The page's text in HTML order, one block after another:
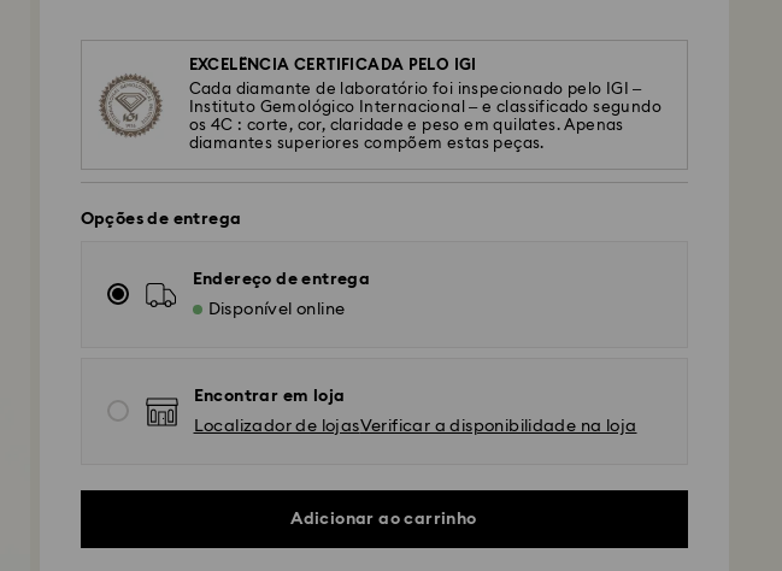
EXCELÊNCIA CERTIFICADA PELO IGI
Cada diamante de laboratório foi inspecionado pelo IGI –
Instituto Gemológico Internacional – e classificado segundo
os 4C : corte, cor, claridade e peso em quilates. Apenas
diamantes superiores compõem estas peças.
Opções de entrega
Endereço de entrega
Disponível online
Encontrar em loja
Localizador de lojasVerificar a disponibilidade na loja
Adicionar ao carrinho